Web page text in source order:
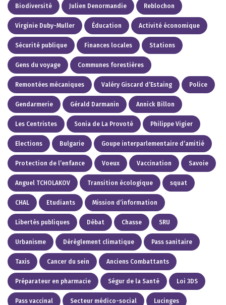
Biodiversité Julien Denormandie Reblochon
Virginie Duby-Muller Éducation Activité économique
Sécurité publique Finances locales Stations
Gens du voyage Communes forestières
Remontées mécaniques Valéry Giscard d’Estaing Police
Gendarmerie Gérald Darmanin Annick Billon
Les Centristes Sonia de La Provoté Philippe Vigier
Elections Bulgarie Goupe interparlementaire d’amitié
Protection de l’enfance Voeux Vaccination Savoie
Anguel TCHOLAKOV Transition écologique squat
CHAL Etudiants Mission d’information
Libertés publiques Débat Chasse SRU
Urbanisme Dérèglement climatique Pass sanitaire
Taxis Cancer du sein Anciens Combattants
Préparateur en pharmacie Ségur de la Santé Loi 3DS
Pass vaccinal Secteur médico-social Lucinges